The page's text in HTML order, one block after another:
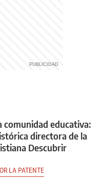
comunidad educativa:
directora de la
Descubrir
LA PATENTE